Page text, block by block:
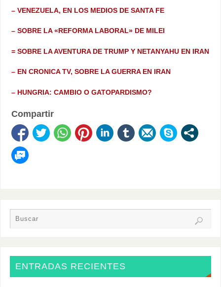
– VENEZUELA, EN LOS MEDIOS DE SANTA FE
– SOBRE LA «REFORMA LABORAL» DE MILEI
= SOBRE LA AVENTURA DE TRUMP Y NETANYAHU EN IRAN
– EN CRONICA TV, SOBRE LA GUERRA EN IRAN
– HUNGRIA: CAMBIO O GATOPARDISMO?
Compartir
ENTRADAS RECIENTES